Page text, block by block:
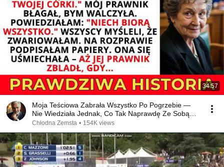
34:57
Moja Teściowa Zabrała Wszystko Po Pogrzebie —
Nie Wiedziała Jednak, Co Tak Naprawdę Ze Sobą
Zabiera.
Chłodna Zemsta • 154K views